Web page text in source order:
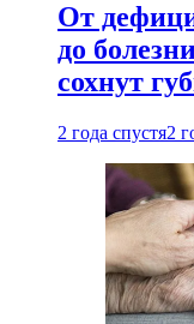
От
до
сохнут
2 года спустя2